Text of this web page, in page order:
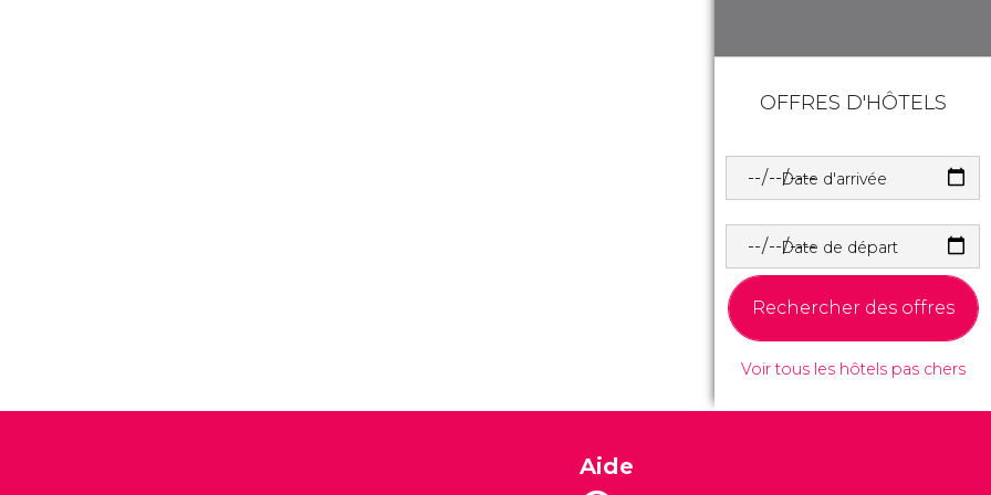
OFFRES D'HÔTELS
Date d'arrivée
Date de départ
Rechercher des offres
Voir tous les hôtels pas chers
Aide